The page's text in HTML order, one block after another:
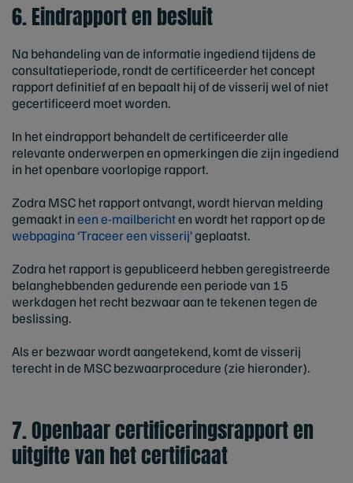
6. Eindrapport en besluit
Na behandeling van de informatie ingediend tijdens de
consultatieperiode, rondt de certificeerder het concept
rapport definitief af en bepaalt hij of de visserij wel of niet
gecertificeerd moet worden.
In het eindrapport behandelt de certificeerder alle
relevante onderwerpen en opmerkingen die zijn ingediend
in het openbare voorlopige rapport.
Zodra MSC het rapport ontvangt, wordt hiervan melding
gemaakt ineen e-mailberichten wordt het rapport op de
webpagina ‘Traceer een visserij’geplaatst.
Zodra het rapport is gepubliceerd hebben geregistreerde
belanghebbenden gedurende een periode van 15
werkdagen het recht bezwaar aan te tekenen tegen de
beslissing.
Als er bezwaar wordt aangetekend, komt de visserij
terecht in de MSC bezwaarprocedure (zie hieronder).
7. Openbaar certificeringsrapport en
uitgifte van het certificaat